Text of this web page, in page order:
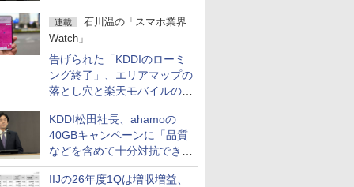
連載
石川温の「スマホ業界
Watch」
告げられた「KDDIのローミ
ング終了」、エリアマップの
落とし穴と楽天モバイルの課
題
KDDI松田社長、ahamoの
40GBキャンペーンに「品質
などを含めて十分対抗でき
る」
IIJの26年度1Qは増収増益、